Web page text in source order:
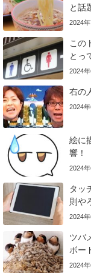
と話
2024
この
とっ
2024
右の
2024
絵に
響！
2024
タッ
則や
2024
ツバ
ボー
2024